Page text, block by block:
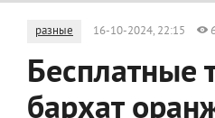
разные 16-10-2024, 22:15
Бесплатные